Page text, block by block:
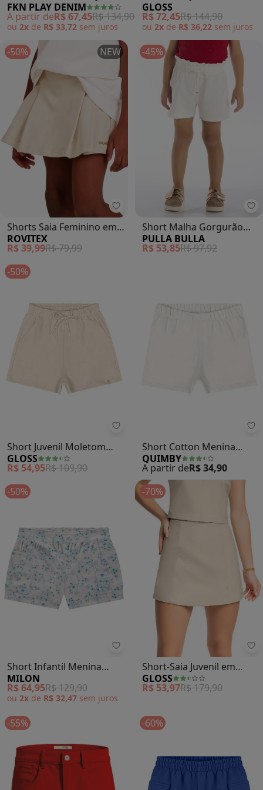
(Bege)
FKN PLAY DENIM
A partir deR$ 67,45R$ 134,90
ou 2x de R$ 33,72 sem juros
em Moletom (Bege)
GLOSS
R$ 72,45R$ 144,90
ou 2x de R$ 36,22 sem juros
-50% NEW
Rovitex - Shorts Saia Feminino
Shorts Saia Feminino em
Moletom Sarjado (Bege)
ROVITEX
R$ 39,99R$ 79,99
-45%
Short Malha Gorgurão
(Bege)
PULLA BULLA
R$ 53,85R$ 97,92
-50%
Gloss - Short Juvenil Moletom
Short Juvenil Moletom
(Bege)
GLOSS
R$ 54,95R$ 109,90
Short Cotton Menina
(Bege)
QUIMBY
A partir deR$ 34,90
-50%
Milon - Short Infantil Menina
Short Infantil Menina
Estampa (Bege)
MILON
R$ 64,95R$ 129,90
ou 2x de R$ 32,47 sem juros
-70%
Short-Saia Juvenil em
Tecido Bengaline (Bege)
GLOSS
R$ 53,97R$ 179,90
-55% -60%